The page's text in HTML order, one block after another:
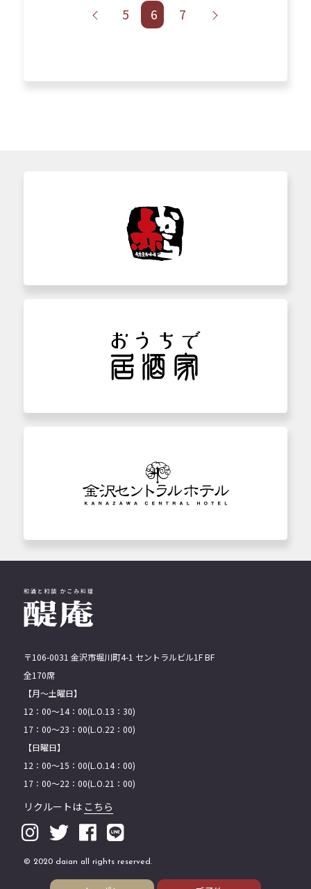
5 6 7
〒106-0031 ⾦沢市堀川町4-1 セントラルビル1F BF
全170席
【月〜土曜日】
12：00〜14：00(L.O.13：30)
17：00〜23：00(L.O.22：00)
【日曜日】
12：00〜15：00(L.O.14：00)
17：00〜22：00(L.O.21：00)
リクルートは こちら
© 2020 daian all rights reserved.